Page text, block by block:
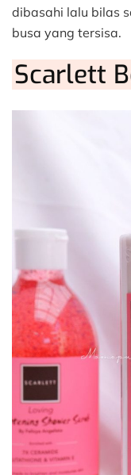
dibasahi lalu bilas
busa yang tersisa.
Scarlett